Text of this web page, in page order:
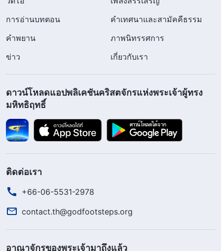
การอ่านบทตอน
คำเทศนาและสามัคคีธรรม
คำพยาน
ภาพนิทรรศการ
ข่าว
เกี่ยวกับเรา
ดาวน์โหลดแอปพลิเคชันคริสตจักรแห่งพระเจ้าผู้ทรง
มหิทธิฤทธิ์
ติดต่อเรา
+66-06-5531-2978
contact.th@godfootsteps.org
อาณาจักรของพระเจ้ามาถึงแล้ว